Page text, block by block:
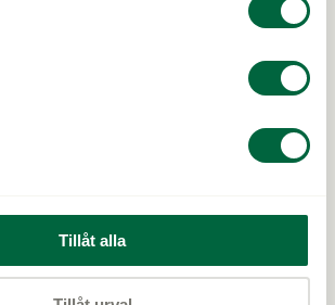
Tillåt allaButiker till salu